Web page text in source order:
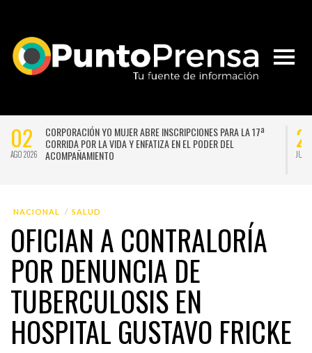
02
AGO 2026
CORPORACIÓN YO MUJER ABRE INSCRIPCIONES PARA LA 17ª
CORRIDA POR LA VIDA Y ENFATIZA EN EL PODER DEL
ACOMPAÑAMIENTO
JUL
NACIONAL SALUD
OFICIAN A CONTRALORÍA
POR DENUNCIA DE
TUBERCULOSIS EN
HOSPITAL GUSTAVO FRICKE